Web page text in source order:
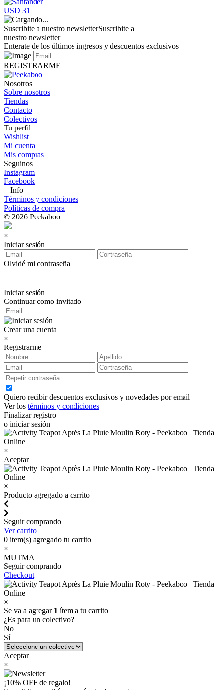
USD 31
Suscribite a nuestro newsletterSuscribite a
nuestro newsletter
Enterate de los últimos ingresos y descuentos exclusivos
REGISTRARME
Nosotros
Sobre nosotros
Tiendas
Contacto
Colectivos
Tu perfil
Wishlist
Mi cuenta
Mis compras
Seguinos
Instagram
Facebook
+ Info
Términos y condiciones
Políticas de compra
© 2026 Peekaboo
×
Iniciar sesión
Olvidé mi contraseña
Iniciar sesión
Continuar como invitado
Crear una cuenta
×
Registrarme
Quiero recibir descuentos exclusivos y novedades por email
Ver los términos y condiciones
Finalizar registro
o iniciar sesión
×
Aceptar
×
Producto agregado a carrito
Seguir comprando
Ver carrito
0 item(s) agregado tu carrito
×
MUTMA
Seguir comprando
Checkout
×
Se va a agregar 1 ítem a tu carrito
¿Es para un colectivo?
No
Sí
Aceptar
×
¡10% OFF de regalo!